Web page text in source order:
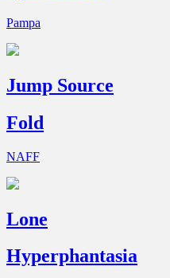
Pampa
Jump Source
Fold
NAFF
Lone
Hyperphantasia